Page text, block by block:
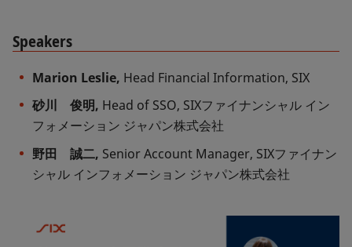
Speakers
Marion Leslie, Head Financial Information, SIX
砂川 俊明, Head of SSO, SIXファイナンシャル イン
フォメーション ジャパン株式会社
野田 誠二, Senior Account Manager, SIXファイナン
シャル インフォメーション ジャパン株式会社